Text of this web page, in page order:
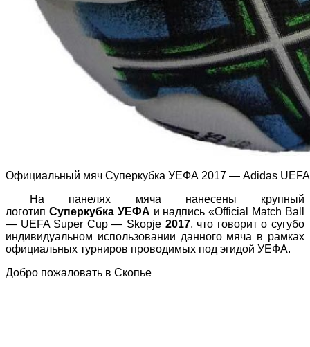
Официальный мяч Cуперкубка УЕФА 2017 — Adidas
На панелях мяча нанесены крупный
логотип Суперкубка УЕФА и надпись «Official Match Ball
— UEFA Super Cup — Skopje 2017, что говорит о сугубо
индивидуальном использовании данного мяча в рамках
официальных турниров проводимых под эгидой УЕФА.
Добро пожаловать в Скопье